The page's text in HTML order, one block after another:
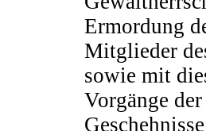
Ermordung
Mitglieder
sowie mit
Vorgänge